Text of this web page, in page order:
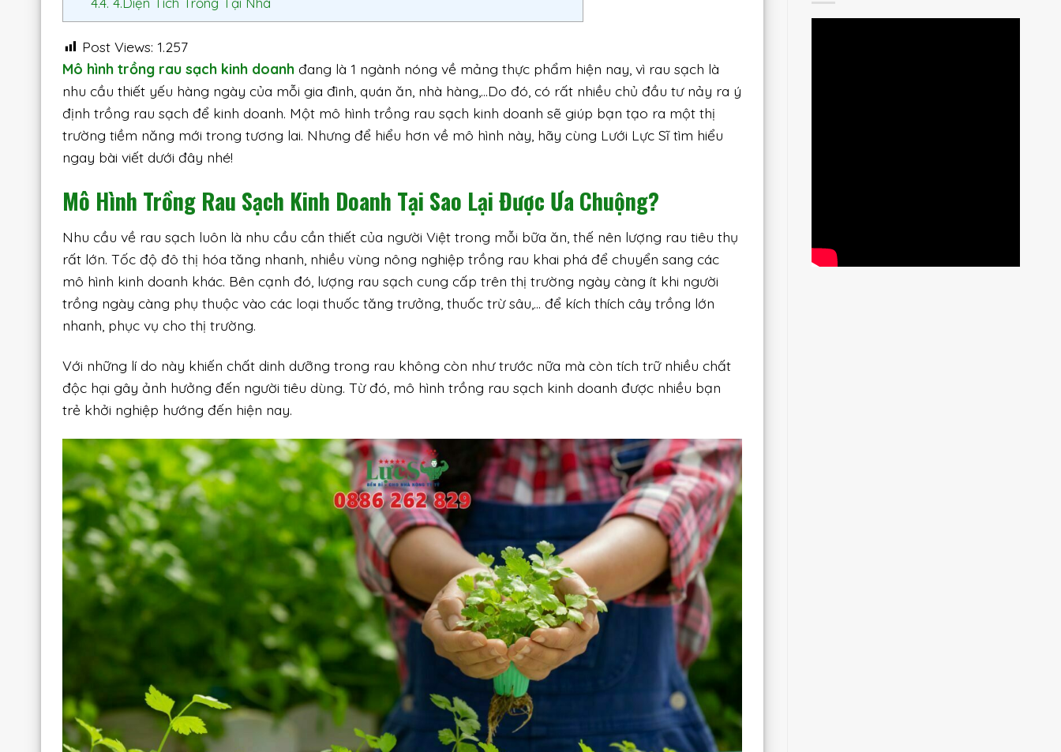
Post Views: 1.257
Mô hình trồng rau sạch kinh doanhđang là 1 ngành nóng về mảng thực phẩm hiện nay, vì rau sạch là
nhu cầu thiết yếu hàng ngày của mỗi gia đình, quán ăn, nhà hàng,…Do đó, có rất nhiều chủ đầu tư nảy ra ý
định trồng rau sạch để kinh doanh. Một mô hình trồng rau sạch kinh doanh sẽ giúp bạn tạo ra một thị
trường tiềm năng mới trong tương lai. Nhưng để hiểu hơn về mô hình này, hãy cùng Lưới Lực Sĩ tìm hiểu
ngay bài viết dưới đây nhé!
Mô Hình Trồng Rau Sạch Kinh Doanh Tại Sao Lại Được Ưa Chuộng?
Nhu cầu về rau sạch luôn là nhu cầu cần thiết của người Việt trong mỗi bữa ăn, thế nên lượng rau tiêu thụ
rất lớn. Tốc độ đô thị hóa tăng nhanh, nhiều vùng nông nghiệp trồng rau khai phá để chuyển sang các
mô hình kinh doanh khác. Bên cạnh đó, lượng rau sạch cung cấp trên thị trường ngày càng ít khi người
trồng ngày càng phụ thuộc vào các loại thuốc tăng trưởng, thuốc trừ sâu,… để kích thích cây trồng lớn
nhanh, phục vụ cho thị trường.
Với những lí do này khiến chất dinh dưỡng trong rau không còn như trước nữa mà còn tích trữ nhiều chất
độc hại gây ảnh hưởng đến người tiêu dùng. Từ đó, mô hình trồng rau sạch kinh doanh được nhiều bạn
trẻ khởi nghiệp hướng đến hiện nay.